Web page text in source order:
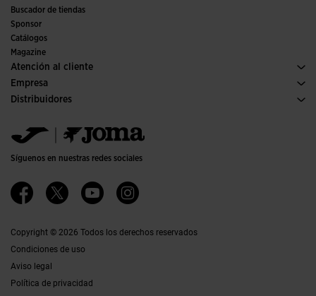
Fútbol
Fútbol sala
Comités y Federaciones
Ediciones especiales
Buscador de tiendas
Sponsor
Catálogos
Magazine
Atención al cliente
Condiciones de compra
Transporte y entrega
FAQs
Empresa
Historia
Política de calidad y medio ambiente
Trabaja con nosotros
Accesibilidad
Distribuidores
Jomanet
Área marketing
Contacto
Síguenos en nuestras redes sociales
Copyright © 2026 Todos los derechos reservados
Condiciones de uso
Aviso legal
Política de privacidad